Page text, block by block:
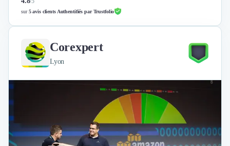
sur5 avis clients Authentifiés par Trustfolio
Corexpert
Lyon